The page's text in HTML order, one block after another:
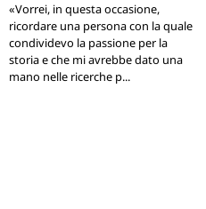
«Vorrei, in questa occasione,
ricordare una persona con la quale
condividevo la passione per la
storia e che mi avrebbe dato una
mano nelle ricerche p...